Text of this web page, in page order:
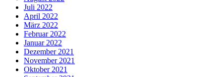
Juli 2022
April 2022
März 2022
Februar 2022
Januar 2022
Dezember 2021
November 2021
Oktober 2021